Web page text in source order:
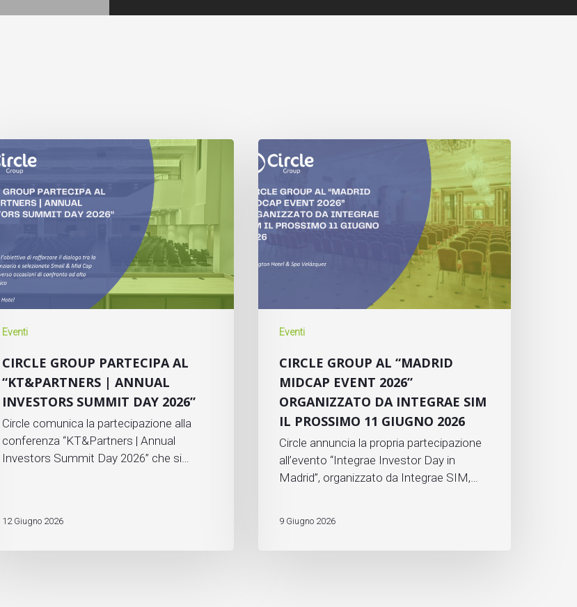
Eventi
CIRCLE GROUP PARTECIPA AL
“KT&PARTNERS | ANNUAL
INVESTORS SUMMIT DAY 2026”
Circle comunica la partecipazione alla
conferenza “KT&Partners | Annual
Investors Summit Day 2026” che si…
12 Giugno 2026
Eventi
CIRCLE GROUP AL “MADRID
MIDCAP EVENT 2026”
ORGANIZZATO DA INTEGRAE SIM
IL PROSSIMO 11 GIUGNO 2026
Circle annuncia la propria partecipazione
all’evento “Integrae Investor Day in
Madrid”, organizzato da Integrae SIM,…
9 Giugno 2026